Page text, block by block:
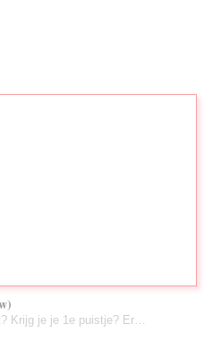
Krijg je je 1e puistje? Er…